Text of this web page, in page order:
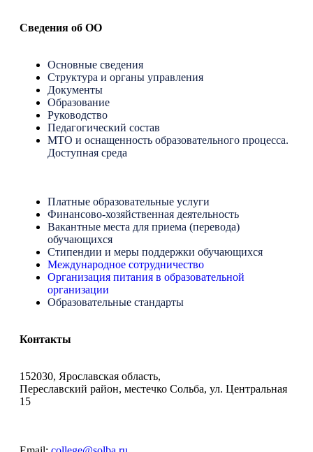
Сведения об ОО
Основные сведения
Структура и органы управления
Документы
Образование
Руководство
Педагогический состав
МТО и оснащенность образовательного процесса.
Доступная среда
Платные образовательные услуги
Финансово-хозяйственная деятельность
Вакантные места для приема (перевода)
обучающихся
Стипендии и меры поддержки обучающихся
Международное сотрудничество
Организация питания в образовательной
организации
Образовательные стандарты
Контакты
152030, Ярославская область,
Переславский район, местечко Сольба, ул. Центральная
15